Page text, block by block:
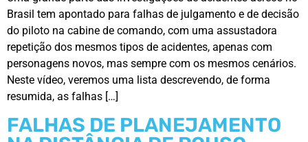
Brasil tem apontado para falhas de julgamento e de decisão
do piloto na cabine de comando, com uma assustadora
repetição dos mesmos tipos de acidentes, apenas com
personagens novos, mas sempre com os mesmos cenários.
Neste vídeo, veremos uma lista descrevendo, de forma
resumida, as falhas […]
FALHAS DE PLANEJAMENTO